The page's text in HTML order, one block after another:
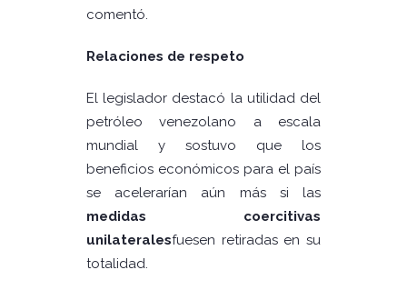
comentó.
Relaciones de respeto
El legislador destacó la utilidad del
petróleo venezolano a escala
mundial y sostuvo que los
beneficios económicos para el país
se acelerarían aún más si las
medidas coercitivas
unilateralesfuesen retiradas en su
totalidad.